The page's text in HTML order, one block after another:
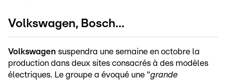
Volkswagen, Bosch...
Volkswagen suspendra une semaine en octobre la
production dans deux sites consacrés à des modèles
électriques. Le groupe a évoqué une "grande